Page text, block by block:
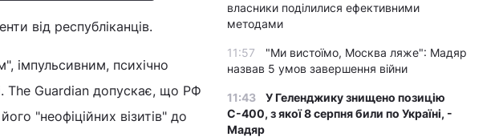
від республіканців.
імпульсивним, психічно
The Guardian допускає, що РФ
"неофіційних візитів" до
власники поділилися ефективними
методами
11:57
"Ми вистоїмо, Москва ляже": Мадяр
назвав 5 умов завершення війни
11:43
У Геленджику знищено позицію
С-400, з якої 8 серпня били по Україні, -
Мадяр